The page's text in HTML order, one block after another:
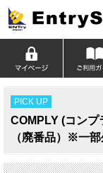
PICK UP
COMPLY (コンプ
（廃番品）※一